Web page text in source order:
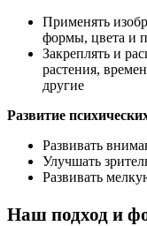
Применять
формы, цвета и
Закреплять и
растения,
другие
Развитие
Развивать
Улучшать
Развивать
Наш подход и